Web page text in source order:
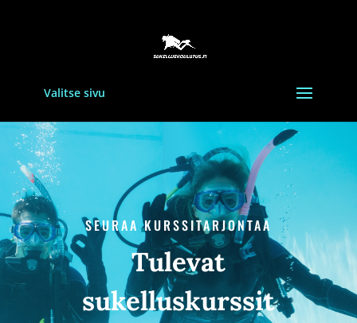
Valitse sivu
SEURAA KURSSITARJONTAA
Tulevat
sukelluskurssit